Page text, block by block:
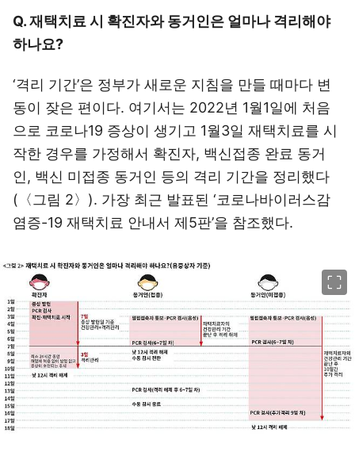
Q. 재택치료 시 확진자와 동거인은 얼마나 격리해야
하나요?
‘격리 기간’은 정부가 새로운 지침을 만들 때마다 변
동이 잦은 편이다. 여기서는 2022년 1월1일에 처음
으로 코로나19 증상이 생기고 1월3일 재택치료를 시
작한 경우를 가정해서 확진자, 백신접종 완료 동거
인, 백신 미접종 동거인 등의 격리 기간을 정리했다
(〈그림 2〉). 가장 최근 발표된 ‘코로나바이러스감
염증-19 재택치료 안내서 제5판’을 참조했다.